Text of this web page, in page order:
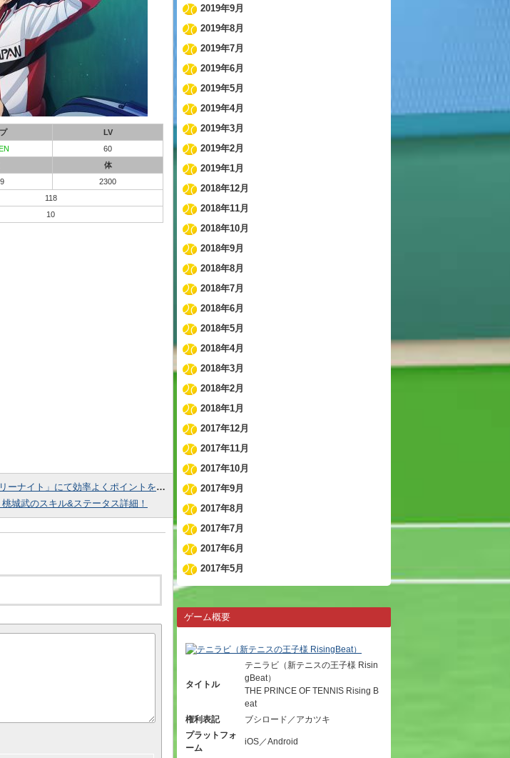
LV
60
体
2300
118
10
ト」にて効率よくポイントを獲得する方法！
城武のスキル&ステータス詳細！
2019年9月
2019年8月
2019年7月
2019年6月
2019年5月
2019年4月
2019年3月
2019年2月
2019年1月
2018年12月
2018年11月
2018年10月
2018年9月
2018年8月
2018年7月
2018年6月
2018年5月
2018年4月
2018年3月
2018年2月
2018年1月
2017年12月
2017年11月
2017年10月
2017年9月
2017年8月
2017年7月
2017年6月
2017年5月
ゲーム概要
タイトル
テニラビ（新テニスの王子様 Risin
gBeat）
THE PRINCE OF TENNIS Rising B
eat
権利表記
ブシロード／アカツキ
プラットフォ
ーム
iOS／Android